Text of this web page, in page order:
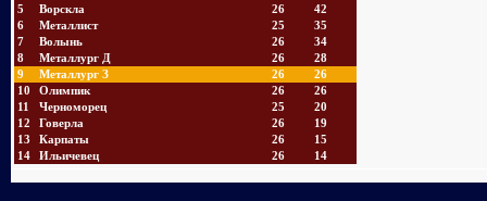
5
Ворскла 26
42
6
Металлист 25
35
7
Волынь 26
34
8
Металлург Д 26
28
9
Металлург З 26
26
10
Олимпик 26
26
11
Черноморец 25
20
12
Говерла 26
19
13
Карпаты 26
15
14
Ильичевец 26 14